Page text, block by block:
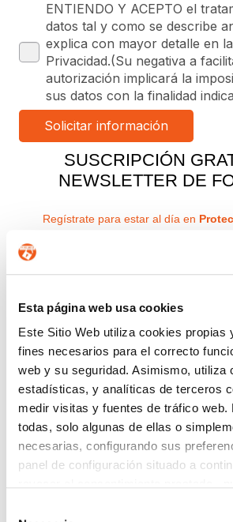
Esta página web usa cookies
Este Sitio Web utiliza cookies propias
fines necesarios para el correcto
web y su seguridad. Asimismo, utiliza
estadísticas, y analíticas de terceros
medir visitas y fuentes de tráfico web.
todas, solo algunas de ellas o
necesarias, configurando sus
panel de configuración situado a
ENTIENDO Y ACEPTO el
datos tal y como se describe
explica con mayor detalle en
Privacidad.(Su negativa a
autorización implicará la
sus datos con la finalidad
SUSCRIPCIÓN
NEWSLETTER DE
Regístrate para estar al día en
Acoso
Blanqueo de CapitalesyRegistro
Recibirás un correo para confirmar la
Nombre (opcional)
conformidad con el RGPD y